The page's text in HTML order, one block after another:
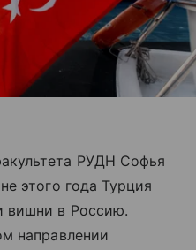
РУДН Софья
этого года Турция
вишни в Россию.
направлении